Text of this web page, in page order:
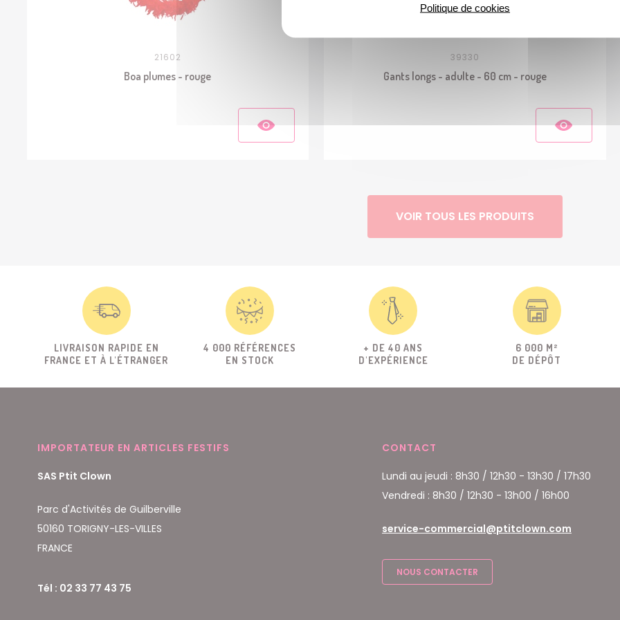
21602
Boa plumes - rouge
39330
Gants longs - adulte - 60 cm - rouge
VOIR TOUS LES PRODUITS
LIVRAISON RAPIDE EN
FRANCE ET À L'ÉTRANGER
4 000 RÉFÉRENCES
EN STOCK
+ DE 40 ANS
D'EXPÉRIENCE
6 000 M²
DE DÉPÔT
IMPORTATEUR EN ARTICLES FESTIFS
SAS Ptit Clown
Parc d'Activités de Guilberville
50160 TORIGNY-LES-VILLES
FRANCE
Tél : 02 33 77 43 75
CONTACT
Lundi au jeudi : 8h30 / 12h30 - 13h30 / 17h30
Vendredi : 8h30 / 12h30 - 13h00 / 16h00
service-commercial@ptitclown.com
NOUS CONTACTER
Politique de cookies